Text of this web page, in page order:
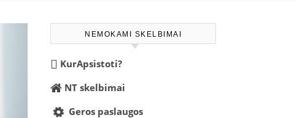
NEMOKAMI SKELBIMAI
KurApsistoti?
NT skelbimai
Geros paslaugos